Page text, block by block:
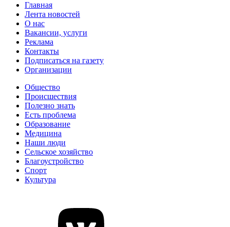
Главная
Лента новостей
О нас
Вакансии, услуги
Реклама
Контакты
Подписаться на газету
Организации
Общество
Происшествия
Полезно знать
Есть проблема
Образование
Медицина
Наши люди
Сельское хозяйство
Благоустройство
Спорт
Культура